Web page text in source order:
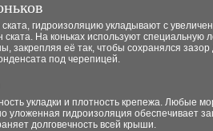
ската, гидроизоляцию укладывают с
На коньках используют специальную
закрепляя её так, чтобы сохранялся
под черепицей.
укладки и плотность крепежа. Любые
уложенная гидроизоляция обеспечивает
долговечность всей крыши.